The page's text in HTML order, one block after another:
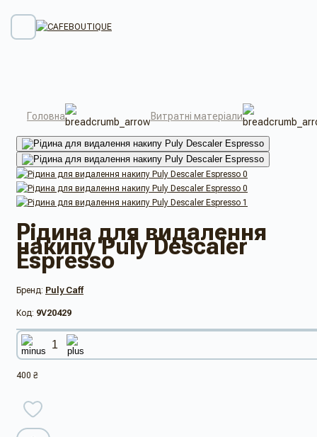
Головна Витратні матеріали
Рiдина для видалення
накипу Puly Descaler
Espresso
Бренд: Puly Caff
Код: 9V20429
400 ₴